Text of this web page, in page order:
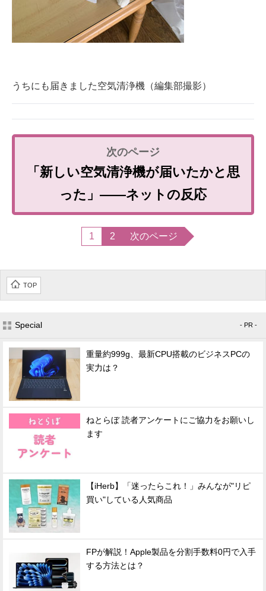
うちにも届きました空気清浄機（編集部撮影）
「新しい空気清浄機が届いたかと思
った」――ネットの反応
1 2 次のページ
TOP
Special - PR -
重量約999g、最新CPU搭載のビジネスPCの
実力は？
ねとらぼ 読者アンケートにご協力をお願いし
ます
【iHerb】「迷ったらこれ！」みんなが"リピ
買い"している人気商品
FPが解説！Apple製品を分割手数料0円で入手
する方法とは？